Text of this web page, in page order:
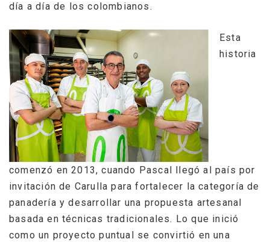
día a día de los colombianos.
Esta
historia
comenzó en 2013, cuando Pascal llegó al país por
invitación de Carulla para fortalecer la categoría de
panadería y desarrollar una propuesta artesanal
basada en técnicas tradicionales. Lo que inició
como un proyecto puntual se convirtió en una